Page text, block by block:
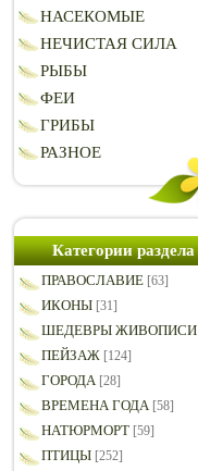
НАСЕКОМЫЕ
НЕЧИСТАЯ СИЛА
РЫБЫ
ФЕИ
ГРИБЫ
РАЗНОЕ
Категории раздела
ПРАВОСЛАВИЕ [63]
ИКОНЫ [31]
ШЕДЕВРЫ ЖИВОПИСИ
ПЕЙЗАЖ [124]
ГОРОДА [28]
ВРЕМЕНА ГОДА [58]
НАТЮРМОРТ [59]
ПТИЦЫ [252]